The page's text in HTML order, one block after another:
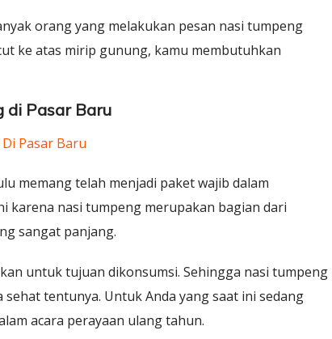
orang yang melakukan pesan nasi tumpeng
ke atas mirip gunung, kamu membutuhkan
di Pasar Baru
memang telah menjadi paket wajib dalam
karena nasi tumpeng merupakan bagian dari
sangat panjang.
untuk tujuan dikonsumsi. Sehingga nasi tumpeng
tentunya. Untuk Anda yang saat ini sedang
acara perayaan ulang tahun.